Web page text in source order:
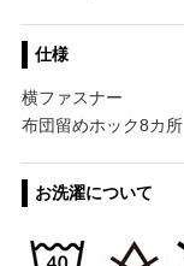
仕様
横ファスナー
布団留めホック8カ所
お洗濯について